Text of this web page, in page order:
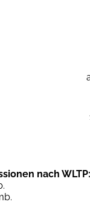
nach WLTP: